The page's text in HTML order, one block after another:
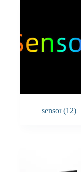
sensor(12)